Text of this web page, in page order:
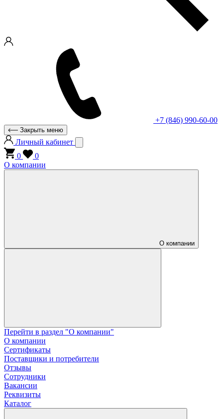
+7 (846) 990-60-00
Закрыть меню
Личный кабинет
0
0
О компании
О компании
Перейти в раздел "О компании"
О компании
Сертификаты
Поставщики и потребители
Отзывы
Сотрудники
Вакансии
Реквизиты
Каталог